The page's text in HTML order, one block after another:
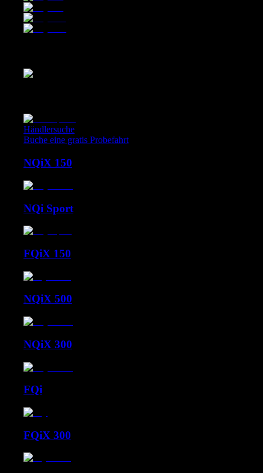
Händlersuche
Buche eine gratis Probefahrt
NQiX 150
NQi Sport
FQiX 150
NQiX 500
NQiX 300
FQi
FQiX 300